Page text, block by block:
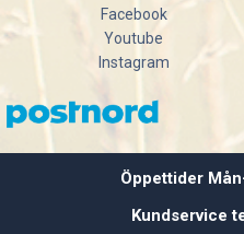
Facebook
Youtube
Instagram
Öppettider
Kundservice